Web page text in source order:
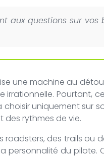
aux questions sur
une machine au
irrationnelle.
uniquement sur
des rythmes de vie.
des trails ou
personnalité du